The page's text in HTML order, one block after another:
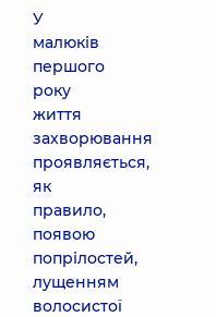
У
малюків
першого
року
життя
захворювання
проявляється,
як
правило,
появою
попрілостей,
лущенням
волосистої